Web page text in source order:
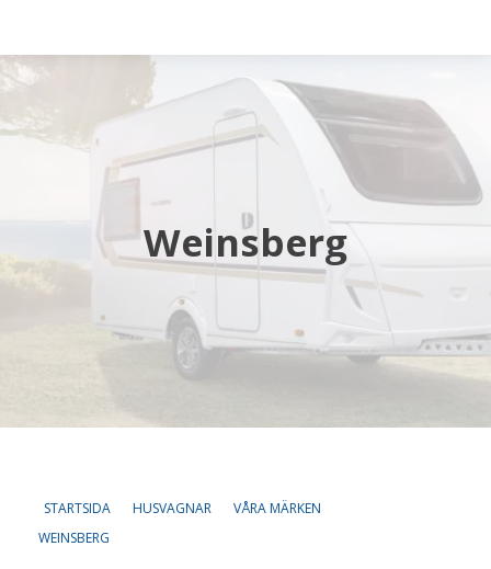
Husbilar
Verkstad
Weinsberg
STARTSIDA HUSVAGNAR
VÅRA MÄRKEN
WEINSBERG